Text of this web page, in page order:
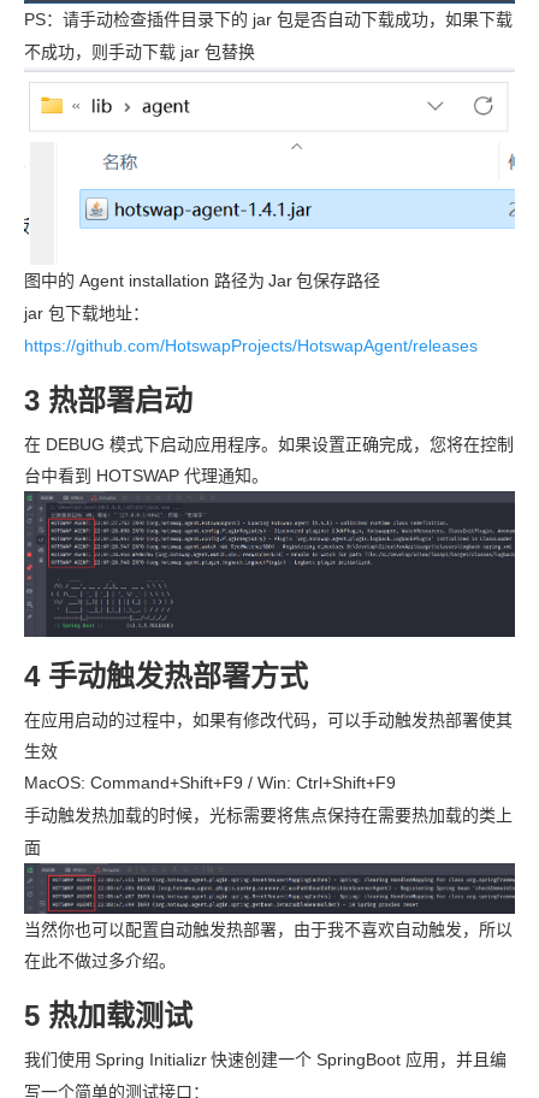
PS：请手动检查插件目录下的 jar 包是否自动下载成功，如果下载
不成功，则手动下载 jar 包替换
图中的 Agent installation 路径为 Jar包保存路径
jar 包下载地址：
https://github.com/HotswapProjects/HotswapAgent/releases
3 热部署启动
在 DEBUG 模式下启动应用程序。如果设置正确完成，您将在控制
台中看到 HOTSWAP 代理通知。
4 手动触发热部署方式
在应用启动的过程中，如果有修改代码，可以手动触发热部署使其
生效
MacOS: Command+Shift+F9 / Win: Ctrl+Shift+F9
手动触发热加载的时候，光标需要将焦点保持在需要热加载的类上
面
当然你也可以配置自动触发热部署，由于我不喜欢自动触发，所以
在此不做过多介绍。
5 热加载测试
我们使用 Spring Initializr快速创建一个 SpringBoot 应用，并且编
写一个简单的测试接口：